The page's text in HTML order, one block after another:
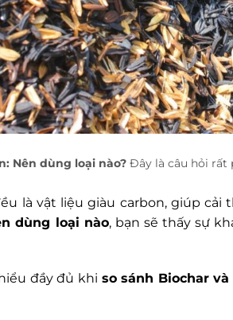
Nên dùng loại nào? Đây là câu hỏi rất
là vật liệu giàu carbon, giúp
dùng loại nào, bạn sẽ thấy sự
đầy đủ khi so sánh Biochar